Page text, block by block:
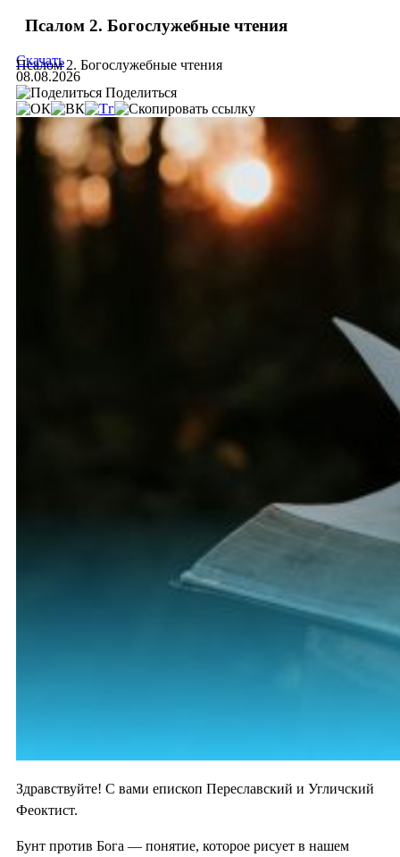
Псалом 2. Богослужебные чтения
Псалом 2. Богослужебные чтения
Скачать
08.08.2026
Поделиться
Здравствуйте! С вами епископ Переславский и Угличский
Феоктист.
Бунт против Бога — понятие, которое рисует в нашем